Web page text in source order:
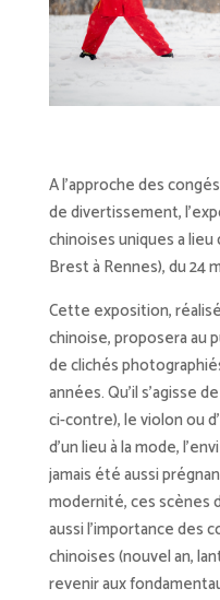
A l’approche des
de divertissement,
chinoises uniques a lieu
Brest à Rennes), du 24
Cette exposition,
chinoise, proposera au
de clichés
années. Qu’il s’agisse
ci-contre), le violon ou
d’un lieu à la mode,
jamais été aussi
modernité, ces scènes
aussi l’importance des
chinoises (nouvel an,
revenir aux